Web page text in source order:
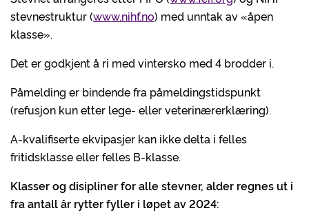
stevnestruktur (www.nihf.no) med unntak av «åpen
klasse».
Det er godkjent å ri med vintersko med 4 brodder i.
Påmelding er bindende fra påmeldingstidspunkt
(refusjon kun etter lege- eller veterinærerklæring).
A-kvalifiserte ekvipasjer kan ikke delta i felles
fritidsklasse eller felles B-klasse.
Klasser og disipliner for alle stevner, alder regnes ut i
fra antall år rytter fyller i løpet av 2024: